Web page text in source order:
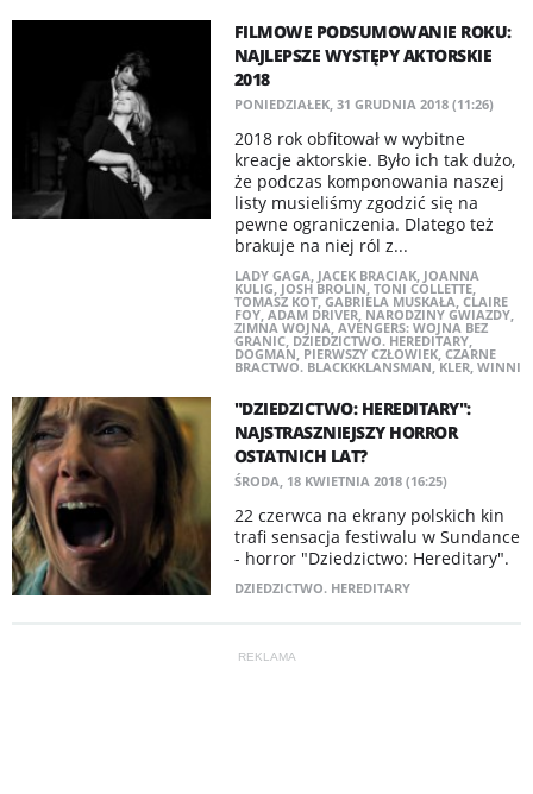
FILMOWE PODSUMOWANIE ROKU:
NAJLEPSZE WYSTĘPY AKTORSKIE
2018
PONIEDZIAŁEK, 31 GRUDNIA 2018 (11:26)
2018 rok obfitował w wybitne
kreacje aktorskie. Było ich tak dużo,
że podczas komponowania naszej
listy musieliśmy zgodzić się na
pewne ograniczenia. Dlatego też
brakuje na niej ról z...
LADY GAGA, JACEK BRACIAK, JOANNA
KULIG, JOSH BROLIN, TONI COLLETTE,
TOMASZ KOT, GABRIELA MUSKAŁA, CLAIRE
FOY, ADAM DRIVER, NARODZINY GWIAZDY,
ZIMNA WOJNA, AVENGERS: WOJNA BEZ
GRANIC, DZIEDZICTWO. HEREDITARY,
DOGMAN, PIERWSZY CZŁOWIEK, CZARNE
BRACTWO. BLACKKKLANSMAN,KLER, WINNI
"DZIEDZICTWO: HEREDITARY":
NAJSTRASZNIEJSZY HORROR
OSTATNICH LAT?
ŚRODA, 18 KWIETNIA 2018 (16:25)
22 czerwca na ekrany polskich kin
trafi sensacja festiwalu w Sundance
- horror "Dziedzictwo: Hereditary".
DZIEDZICTWO. HEREDITARY
REKLAMA